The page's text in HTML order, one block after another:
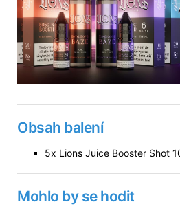
Obsah balení
5x Lions Juice Booster Shot
Mohlo by se hodit